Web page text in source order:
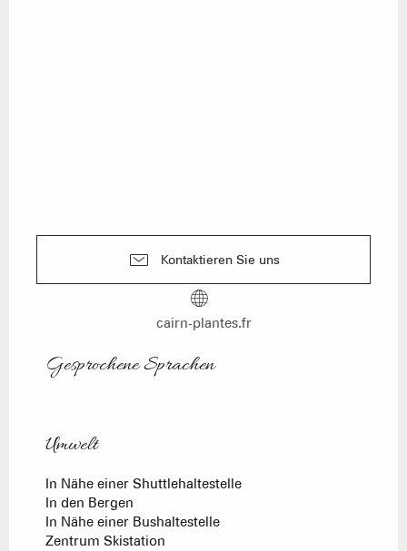
Kontaktieren Sie uns
cairn-plantes.fr
Gesprochene Sprachen
Gesprochene Sprachen
Umwelt
Umwelt
In Nähe einer Shuttlehaltestelle
In den Bergen
In Nähe einer Bushaltestelle
Zentrum Skistation